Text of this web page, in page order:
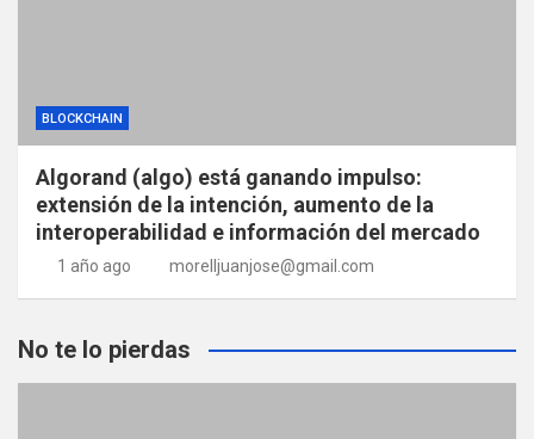
BLOCKCHAIN
Algorand (algo) está ganando impulso:
extensión de la intención, aumento de la
interoperabilidad e información del mercado
1 año ago morelljuanjose@gmail.com
No te lo pierdas